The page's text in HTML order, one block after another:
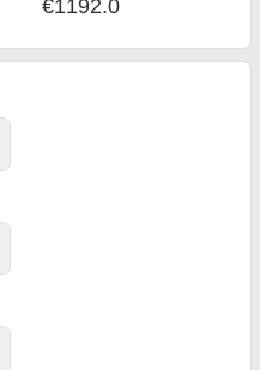
€1192.0